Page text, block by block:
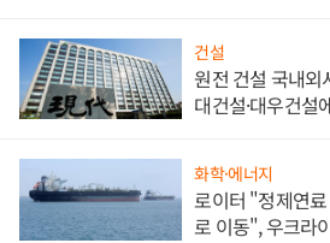
건설
원전 건설 국내외
대건설·대우건설
화학·에너지
로이터 "정제연
로 이동", 우크라